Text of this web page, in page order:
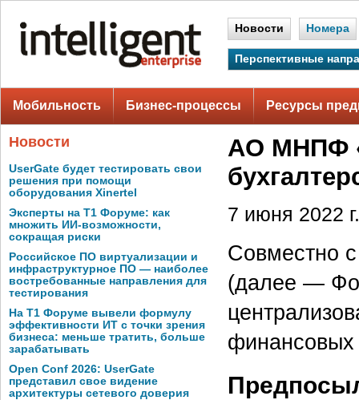
Новости Номера
Перспективные
Мобильность Бизнес-процессы Ресурсы
Новости
UserGate будет тестировать свои
решения при помощи
оборудования Xinertel
Эксперты на Т1 Форуме: как
множить ИИ-возможности,
сокращая риски
Российское ПО виртуализации и
инфраструктурное ПО — наиболее
востребованные направления для
тестирования
На Т1 Форуме вывели формулу
эффективности ИТ с точки зрения
бизнеса: меньше тратить, больше
зарабатывать
Open Conf 2026: UserGate
представил свое видение
архитектуры сетевого доверия
АО МНПФ
7 июня 2022 г.
Совместно
(далее —
финансовых